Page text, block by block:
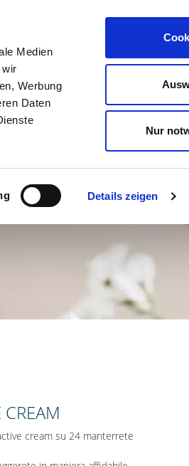
Medien
wir
Werbung
Daten
Details zeigen
Nur
cream su 24 manterrete